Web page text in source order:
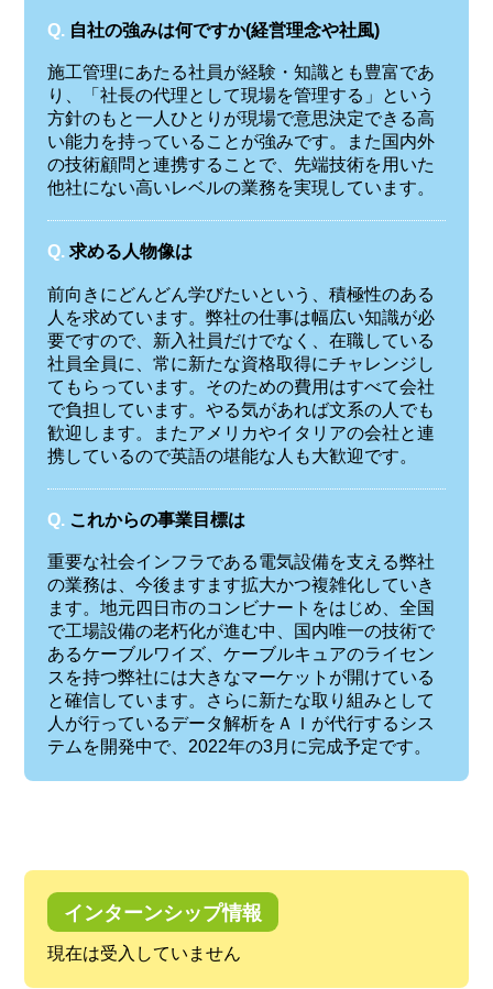
Q. 自社の強みは何ですか(経営理念や社風)
施工管理にあたる社員が経験・知識とも豊富であ
り、「社長の代理として現場を管理する」という
方針のもと一人ひとりが現場で意思決定できる高
い能力を持っていることが強みです。また国内外
の技術顧問と連携することで、先端技術を用いた
他社にない高いレベルの業務を実現しています。
Q. 求める人物像は
前向きにどんどん学びたいという、積極性のある
人を求めています。弊社の仕事は幅広い知識が必
要ですので、新入社員だけでなく、在職している
社員全員に、常に新たな資格取得にチャレンジし
てもらっています。そのための費用はすべて会社
で負担しています。やる気があれば文系の人でも
歓迎します。またアメリカやイタリアの会社と連
携しているので英語の堪能な人も大歓迎です。
Q. これからの事業目標は
重要な社会インフラである電気設備を支える弊社
の業務は、今後ますます拡大かつ複雑化していき
ます。地元四日市のコンビナートをはじめ、全国
で工場設備の老朽化が進む中、国内唯一の技術で
あるケーブルワイズ、ケーブルキュアのライセン
スを持つ弊社には大きなマーケットが開けている
と確信しています。さらに新たな取り組みとして
人が行っているデータ解析をＡＩが代行するシス
テムを開発中で、2022年の3月に完成予定です。
インターンシップ情報
現在は受入していません